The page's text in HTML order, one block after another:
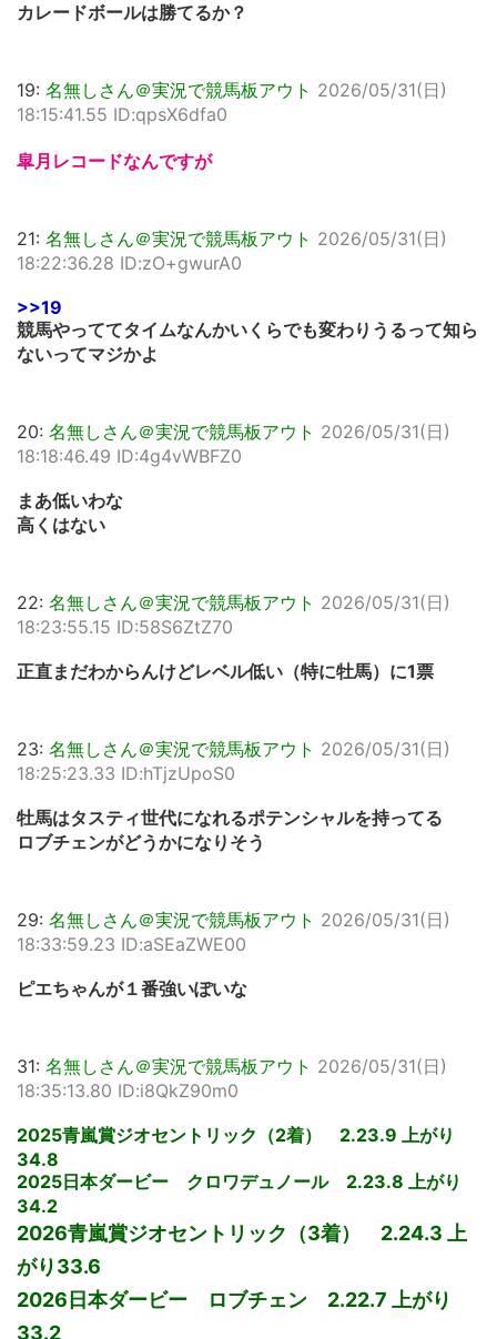
カレードボールは勝てるか？
19: 名無しさん＠実況で競馬板アウト 2026/05/31(日)
18:15:41.55 ID:qpsX6dfa0
皐月レコードなんですが
21: 名無しさん＠実況で競馬板アウト 2026/05/31(日)
18:22:36.28 ID:zO+gwurA0
>>19
競馬やっててタイムなんかいくらでも変わりうるって知ら
ないってマジかよ
20: 名無しさん＠実況で競馬板アウト 2026/05/31(日)
18:18:46.49 ID:4g4vWBFZ0
まあ低いわな
高くはない
22: 名無しさん＠実況で競馬板アウト 2026/05/31(日)
18:23:55.15 ID:58S6ZtZ70
正直まだわからんけどレベル低い（特に牡馬）に1票
23: 名無しさん＠実況で競馬板アウト 2026/05/31(日)
18:25:23.33 ID:hTjzUpoS0
牡馬はタスティ世代になれるポテンシャルを持ってる
ロブチェンがどうかになりそう
29: 名無しさん＠実況で競馬板アウト 2026/05/31(日)
18:33:59.23 ID:aSEaZWE00
ピエちゃんが１番強いぽいな
31: 名無しさん＠実況で競馬板アウト 2026/05/31(日)
18:35:13.80 ID:i8QkZ90m0
2025青嵐賞ジオセントリック（2着） 2.23.9 上がり
34.8
2025日本ダービー クロワデュノール 2.23.8 上がり
34.2
2026青嵐賞ジオセントリック（3着） 2.24.3 上
がり33.6
2026日本ダービー ロブチェン 2.22.7 上がり
33.2